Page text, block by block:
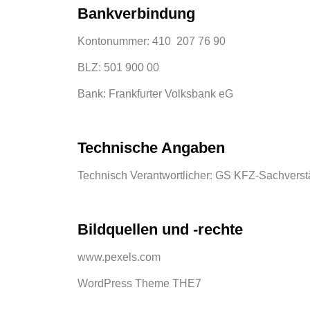
Bankverbindung
Kontonummer: 410 207 76 90
BLZ: 501 900 00
Bank: Frankfurter Volksbank eG
Technische Angaben
Technisch Verantwortlicher: GS KFZ-
Bildquellen und -rechte
www.pexels.com
WordPress Theme THE7